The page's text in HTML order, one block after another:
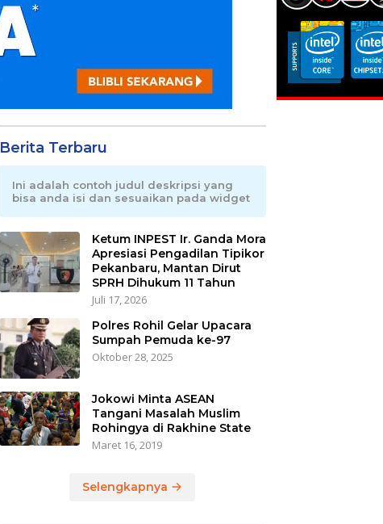
Berita Terbaru
Ini adalah contoh judul deskripsi yang
bisa anda isi dan sesuaikan pada widget
Ketum INPEST Ir. Ganda Mora
Apresiasi Pengadilan Tipikor
Pekanbaru, Mantan Dirut
SPRH Dihukum 11 Tahun
Juli 17, 2026
Polres Rohil Gelar Upacara
Sumpah Pemuda ke-97
Oktober 28, 2025
Jokowi Minta ASEAN
Tangani Masalah Muslim
Rohingya di Rakhine State
Maret 16, 2019
Selengkapnya